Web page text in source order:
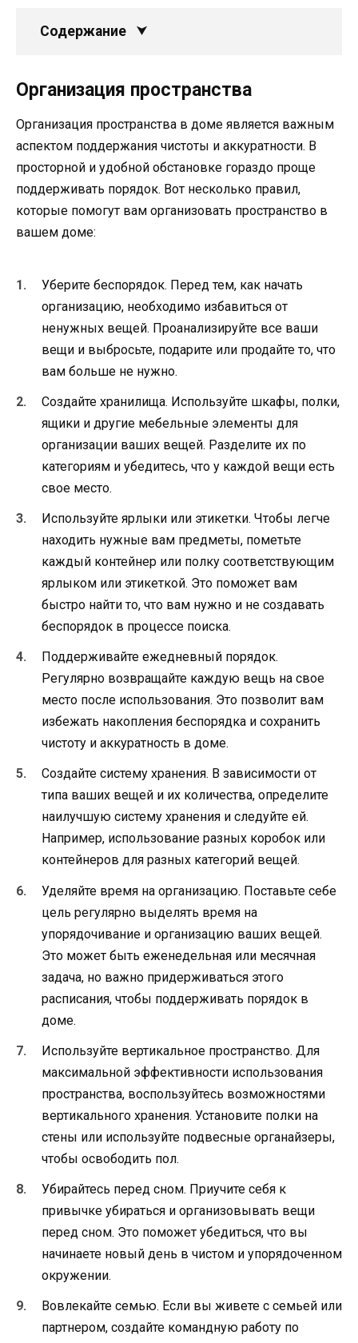
Содержание
Организация пространства
Организация пространства в доме является важным
аспектом поддержания чистоты и аккуратности. В
просторной и удобной обстановке гораздо проще
поддерживать порядок. Вот несколько правил,
которые помогут вам организовать пространство в
вашем доме:
Уберите беспорядок. Перед тем, как начать
организацию, необходимо избавиться от
ненужных вещей. Проанализируйте все ваши
вещи и выбросьте, подарите или продайте то, что
вам больше не нужно.
Создайте хранилища. Используйте шкафы, полки,
ящики и другие мебельные элементы для
организации ваших вещей. Разделите их по
категориям и убедитесь, что у каждой вещи есть
свое место.
Используйте ярлыки или этикетки. Чтобы легче
находить нужные вам предметы, пометьте
каждый контейнер или полку соответствующим
ярлыком или этикеткой. Это поможет вам
быстро найти то, что вам нужно и не создавать
беспорядок в процессе поиска.
Поддерживайте ежедневный порядок.
Регулярно возвращайте каждую вещь на свое
место после использования. Это позволит вам
избежать накопления беспорядка и сохранить
чистоту и аккуратность в доме.
Создайте систему хранения. В зависимости от
типа ваших вещей и их количества, определите
наилучшую систему хранения и следуйте ей.
Например, использование разных коробок или
контейнеров для разных категорий вещей.
Уделяйте время на организацию. Поставьте себе
цель регулярно выделять время на
упорядочивание и организацию ваших вещей.
Это может быть еженедельная или месячная
задача, но важно придерживаться этого
расписания, чтобы поддерживать порядок в
доме.
Используйте вертикальное пространство. Для
максимальной эффективности использования
пространства, воспользуйтесь возможностями
вертикального хранения. Установите полки на
стены или используйте подвесные органайзеры,
чтобы освободить пол.
Убирайтесь перед сном. Приучите себя к
привычке убираться и организовывать вещи
перед сном. Это поможет убедиться, что вы
начинаете новый день в чистом и упорядоченном
окружении.
Вовлекайте семью. Если вы живете с семьей или
партнером, создайте командную работу по